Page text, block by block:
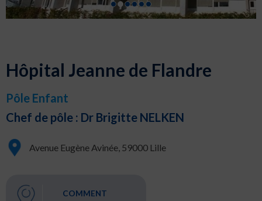
Hôpital Jeanne de Flandre
Pôle Enfant
Chef de pôle : Dr Brigitte NELKEN
Avenue Eugène Avinée, 59000 Lille
COMMENT